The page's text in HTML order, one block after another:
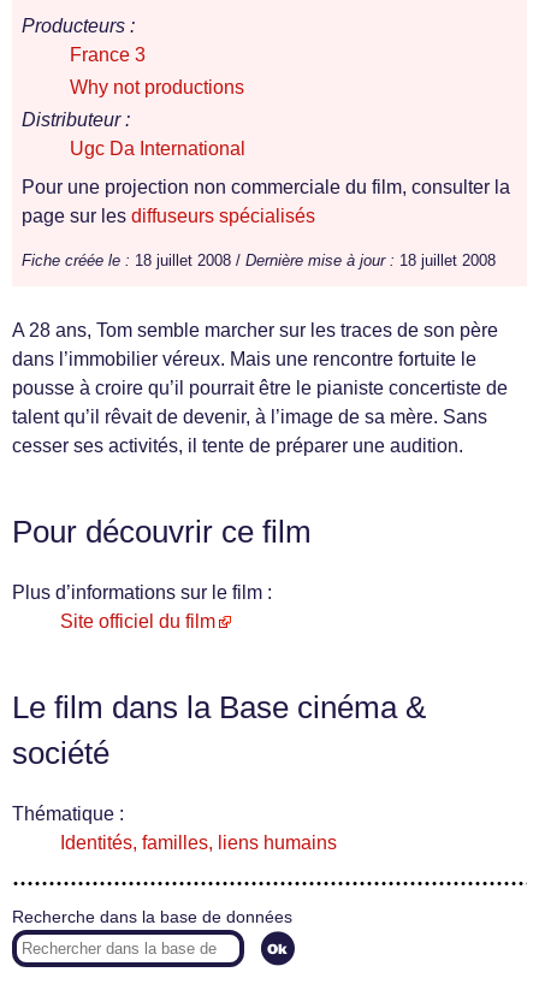
Producteurs :
France 3
Why not productions
Distributeur :
Ugc Da International
Pour une projection non commerciale du film, consulter la
page sur les diffuseurs spécialisés
Fiche créée le : 18 juillet 2008 / Dernière mise à jour : 18 juillet 2008
A 28 ans, Tom semble marcher sur les traces de son père
dans l’immobilier véreux. Mais une rencontre fortuite le
pousse à croire qu’il pourrait être le pianiste concertiste de
talent qu’il rêvait de devenir, à l’image de sa mère. Sans
cesser ses activités, il tente de préparer une audition.
Pour découvrir ce film
Plus d’informations sur le film :
Site officiel du film
Le film dans la Base cinéma &
société
Thématique :
Identités, familles, liens humains
Recherche dans la base de données